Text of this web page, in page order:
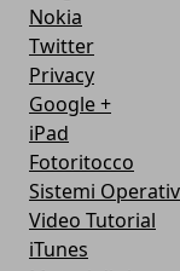
Nokia
Twitter
Privacy
Google +
iPad
Fotoritocco
Sistemi
Video Tutorial
iTunes